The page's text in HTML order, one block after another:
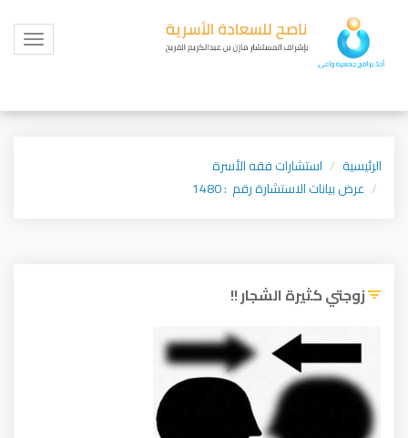
Toggle
الرئيسية
استشارات فقه الأسرة
عرض بيانات الاستشارة رقم : 1480
زوجتي كثيرة الشجار !!